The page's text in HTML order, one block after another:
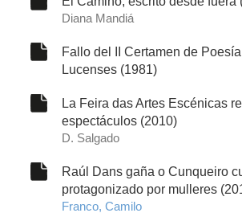
Diana Mandiá
Fallo del II Certamen de
Lucenses (1981)
La Feira das Artes Escénicas
espectáculos (2010)
D. Salgado
Raúl Dans gaña o Cunqueiro
protagonizado por mulleres
Franco, Camilo